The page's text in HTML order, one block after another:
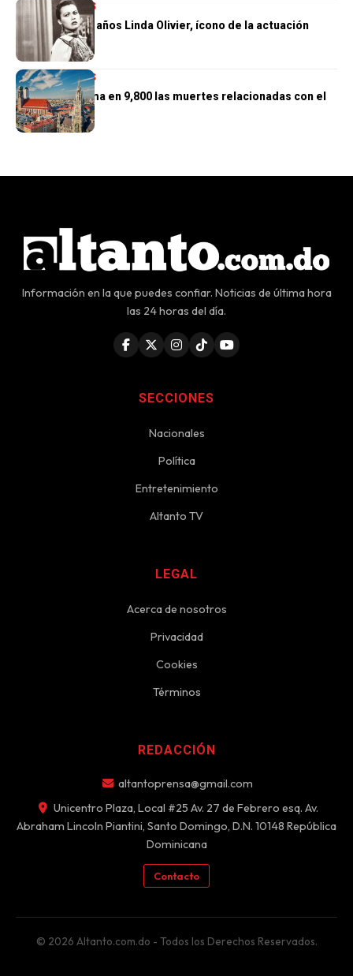
INTERNACIONALES
Muere a los 97 años Linda Olivier, ícono de la actuación
venezolana
INTERNACIONALES
Alemania estima en 9,800 las muertes relacionadas con el
calor
Información en la que puedes confiar. Noticias de última hora
las 24 horas del día.
SECCIONES
Nacionales
Política
Entretenimiento
Altanto TV
LEGAL
Acerca de nosotros
Privacidad
Cookies
Términos
REDACCIÓN
altantoprensa@gmail.com
Unicentro Plaza, Local #25 Av. 27 de Febrero esq. Av.
Abraham Lincoln Piantini, Santo Domingo, D.N. 10148 República
Dominicana
Contacto
© 2026 Altanto.com.do - Todos los Derechos Reservados.